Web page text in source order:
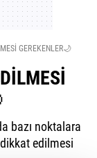
GEREKENLER🌙
bazı noktalara
edilmesi